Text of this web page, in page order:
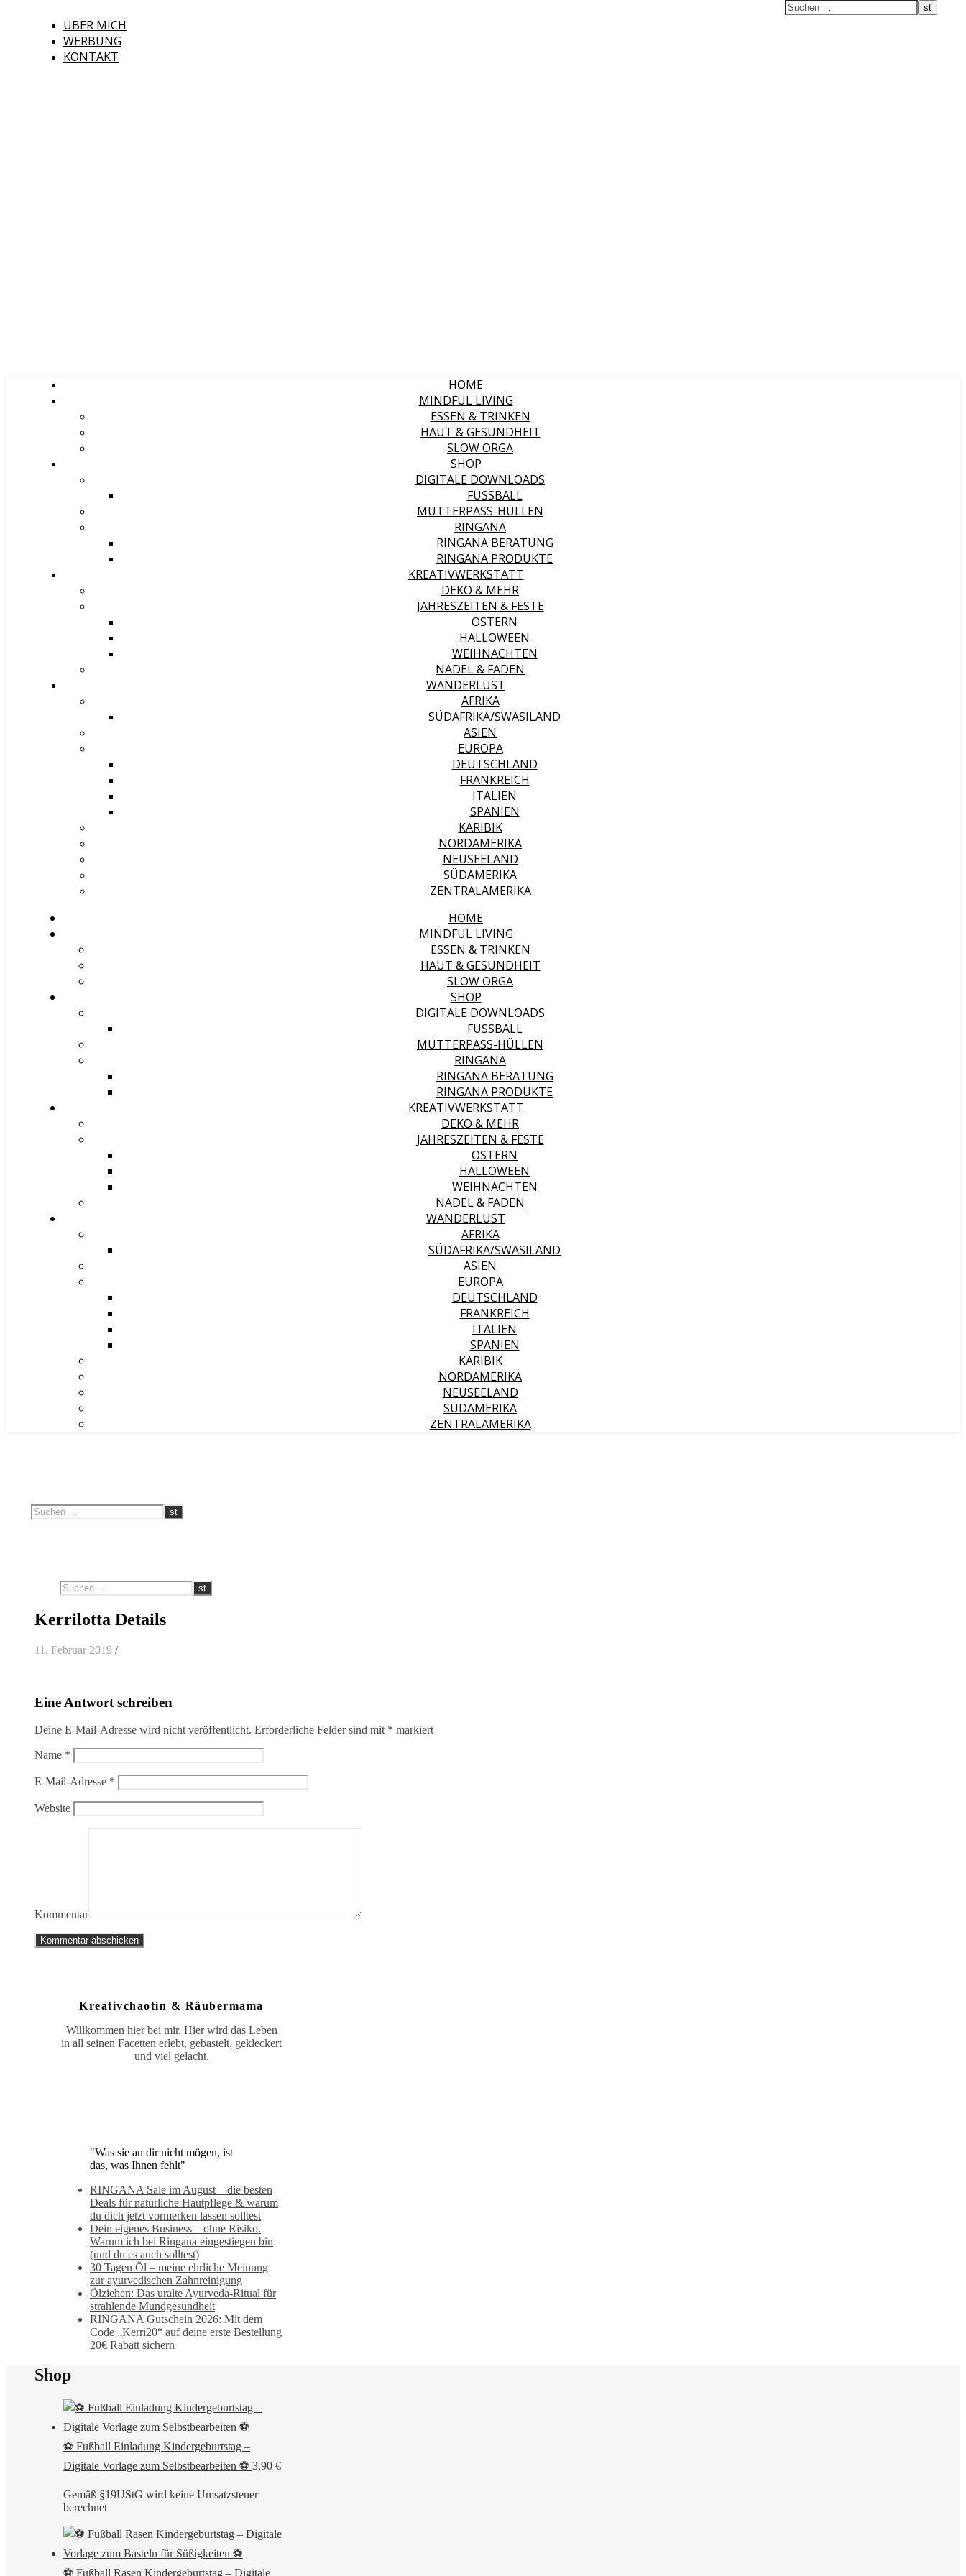
ÜBER MICH
WERBUNG
KONTAKT
HOME
MINDFUL LIVING
ESSEN & TRINKEN
HAUT & GESUNDHEIT
SLOW ORGA
SHOP
DIGITALE DOWNLOADS
FUSSBALL
MUTTERPASS-HÜLLEN
RINGANA
RINGANA BERATUNG
RINGANA PRODUKTE
KREATIVWERKSTATT
DEKO & MEHR
JAHRESZEITEN & FESTE
OSTERN
HALLOWEEN
WEIHNACHTEN
NADEL & FADEN
WANDERLUST
AFRIKA
SÜDAFRIKA/SWASILAND
ASIEN
EUROPA
DEUTSCHLAND
FRANKREICH
ITALIEN
SPANIEN
KARIBIK
NORDAMERIKA
NEUSEELAND
SÜDAMERIKA
ZENTRALAMERIKA
HOME
MINDFUL LIVING
ESSEN & TRINKEN
HAUT & GESUNDHEIT
SLOW ORGA
SHOP
DIGITALE DOWNLOADS
FUSSBALL
MUTTERPASS-HÜLLEN
RINGANA
RINGANA BERATUNG
RINGANA PRODUKTE
KREATIVWERKSTATT
DEKO & MEHR
JAHRESZEITEN & FESTE
OSTERN
HALLOWEEN
WEIHNACHTEN
NADEL & FADEN
WANDERLUST
AFRIKA
SÜDAFRIKA/SWASILAND
ASIEN
EUROPA
DEUTSCHLAND
FRANKREICH
ITALIEN
SPANIEN
KARIBIK
NORDAMERIKA
NEUSEELAND
SÜDAMERIKA
ZENTRALAMERIKA
Kerrilotta Details
11. Februar 2019 /
Eine Antwort schreiben
Deine E-Mail-Adresse wird nicht veröffentlicht. Erforderliche Felder sind mit * markiert
Name *
E-Mail-Adresse *
Website
Kommentar
Kreativchaotin & Räubermama
Willkommen hier bei mir. Hier wird das Leben
in all seinen Facetten erlebt, gebastelt, gekleckert
und viel gelacht.
"Was sie an dir nicht mögen, ist
das, was Ihnen fehlt"
RINGANA Sale im August – die besten
Deals für natürliche Hautpflege & warum
du dich jetzt vormerken lassen solltest
Dein eigenes Business – ohne Risiko.
Warum ich bei Ringana eingestiegen bin
(und du es auch solltest)
30 Tagen Öl – meine ehrliche Meinung
zur ayurvedischen Zahnreinigung
Ölziehen: Das uralte Ayurveda-Ritual für
strahlende Mundgesundheit
RINGANA Gutschein 2026: Mit dem
Code „Kerri20“ auf deine erste Bestellung
20€ Rabatt sichern
Shop
⚽ Fußball Einladung Kindergeburtstag –
Digitale Vorlage zum Selbstbearbeiten ⚽ 3,90 €
Gemäß §19UStG wird keine Umsatzsteuer
berechnet
⚽ Fußball Rasen Kindergeburtstag – Digitale